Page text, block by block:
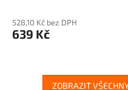
528,10 Kč bez DPH
639 Kč
ZOBRAZIT